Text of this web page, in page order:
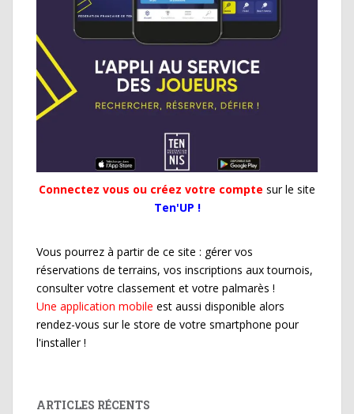
Connectez vous ou créez votre compte sur le site
Ten'UP !
Vous pourrez à partir de ce site : gérer vos
réservations de terrains, vos inscriptions aux tournois,
consulter votre classement et votre palmarès !
Une application mobile est aussi disponible alors
rendez-vous sur le store de votre smartphone pour
l'installer !
ARTICLES RÉCENTS